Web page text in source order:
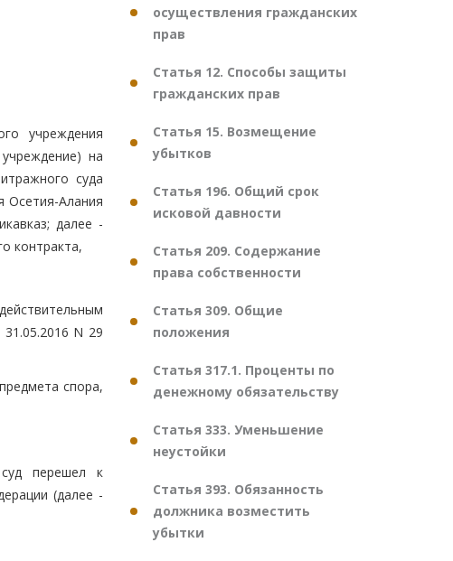
учреждения
на
суда
Осетия-Алания
далее -
контракта,
N 29
спора,
перешел к
(далее -
осуществления гражданских
прав
Статья 12. Способы защиты
гражданских прав
Статья 15. Возмещение
убытков
Статья 196. Общий срок
исковой давности
Статья 209. Содержание
права собственности
Статья 309. Общие
положения
Статья 317.1. Проценты по
денежному обязательству
Статья 333. Уменьшение
неустойки
Статья 393. Обязанность
должника возместить
убытки